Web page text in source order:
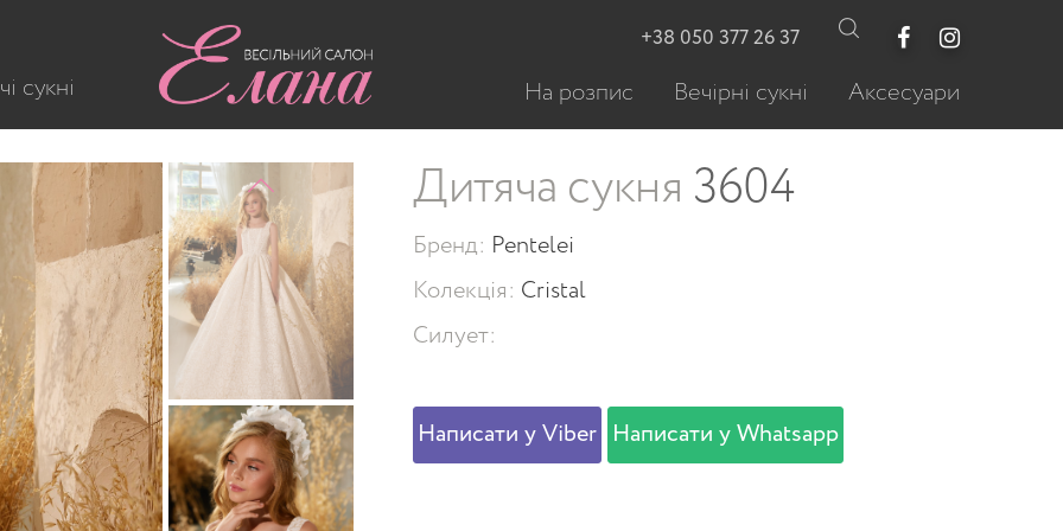
Дитяча сукня 3604
Бренд: Pentelei
Колекція: Cristal
Силует:
Написати у Viber Написати у Whatsapp
сукні
+38 050 377 26 37
На розпис Вечірні сукні Аксесуари